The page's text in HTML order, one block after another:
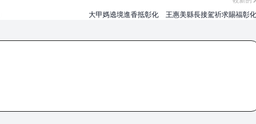
大甲媽遶境進香抵彰化 王惠美縣長接駕祈求賜福彰化